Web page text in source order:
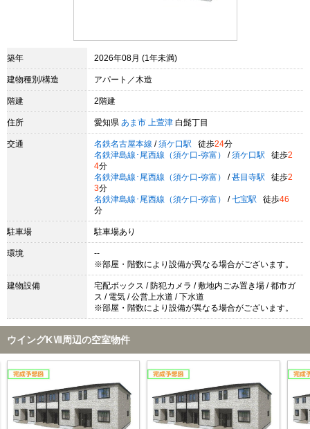
築年 2026年08月 (1年未満)
建物種別/構造 アパート／木造
階建 2階建
住所 愛知県 あま市 上萱津 白髭丁目
交通 名鉄名古屋本線 / 須ケ口駅 徒歩24分
名鉄津島線･尾西線（須ケ口-弥富）
/ 須ケ口駅 徒歩2
4分
名鉄津島線･尾西線（須ケ口-弥富）
/ 甚目寺駅 徒歩2
3分
名鉄津島線･尾西線（須ケ口-弥富）
/ 七宝駅 徒歩46
分
駐車場 駐車場あり
環境
--
※部屋・階数により設備が異なる場合がございます。
建物設備
宅配ボックス / 防犯カメラ / 敷地内ごみ置き場 / 都市ガ
ス / 電気 / 公営上水道 / 下水道
※部屋・階数により設備が異なる場合がございます。
ウイングKⅦ周辺の空室物件